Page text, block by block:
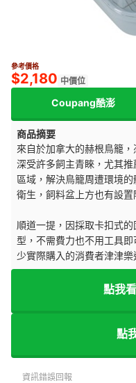
參考價格
$2,180 中價位
Coupang酷澎
商品摘要
來自於加拿大的赫根鳥籠
深受許多飼主青睞，尤其
區域，解決鳥籠周遭環境
衛生，飼料盆上方也有設
順道一提，因採取卡扣式
型，不需費力也不用工具
少實際購入的消費者津津樂
點我
點
資訊錯誤回報